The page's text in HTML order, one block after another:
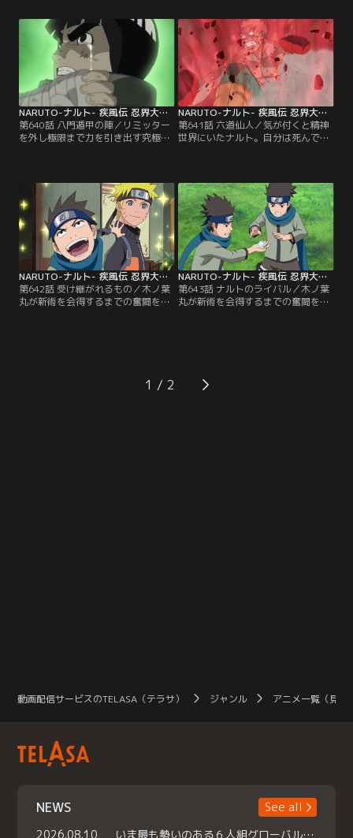
はガイが駆けつけた。六道の力を得
たマダラには仙術か体術による物理
ダメージしか通用しない。仙術を使
えるミナトが両腕を失い戦う事がで
きない今、体術を使うガイが…。
【提供：バンダイチャンネル】
に怒った少年のガイはその中忍に立
ち向かうのだが全く歯が立たない。
強い者に勝つ事ができずに涙するガ
イだが、その時ダイから教わった
『本当の勝利』と『自分ルール』を
ガイは自分の胸に…。【提供：バン
ダイチャンネル】
NARUTO-ナルト- 疾風伝 忍界大戦編（7） 第640話
第640話 八門遁甲の陣／リミッター
を外し極限まで力を引き出す究極の
だが、発動したものは必ず死ぬ--。
その八門遁甲の陣を発動したガイは
絶大な力で六道マダラに攻撃をしか
ける！その攻撃は大地に大穴を開け
る程強力で六道の力を得たマダラで
すら…。【提供：バンダイチャンネ
NARUTO-ナルト- 疾風伝 忍界大戦編（7） 第641話
第641話 六道仙人／気が付くと精神
世界にいたナルト。自分は死んでし
六道仙人の息子・アシュラの、そし
てサスケがその兄・インドラの転生
者であることを聞かされる。かつて
から争い続けてきたアシュラとイン
ドラ。その両者の運命がナルトとサ
スケにもたらすものは…。【提供：
バンダイチャンネル】
NARUTO-ナルト- 疾風伝 忍界大戦編（7） 第642話
第642話 受け継がれるもの／木ノ葉
丸が新術を会得するまでの奮闘を描
いた番外編。師匠・自来也との修業
早速、新術の修業を始める二人だ
が、ナルトの説明は「ガーッとやっ
NARUTO-ナルト- 疾風伝 忍界大戦編（7） 第643話
第643話 ナルトのライバル／木ノ葉
丸が新術を会得するまでの奮闘を描
いた番外編。自分を置いてどんどん
が形態変化の修業に励めば、木ノ葉
丸も負けじと己の修業に気合を入れ
1
動画配信サービスのTELASA（テラサ） ジャンル アニメ一覧（見放
NEWS
See all
2026.08.10
いま最も勢いのある６人組グローバルグル ープ NCT WISHの地上波初冠特番 『NCT WISHの放課後グランプリ』放送決定 メンバーたちが３ペアに分かれ 【平成】をテーマにしたスペシャル企画 で対決 番組撮り下ろしのパフォーマンスも！ TELASA（テラサ）では放送終了後から オリジナルコンテンツを大量配信！